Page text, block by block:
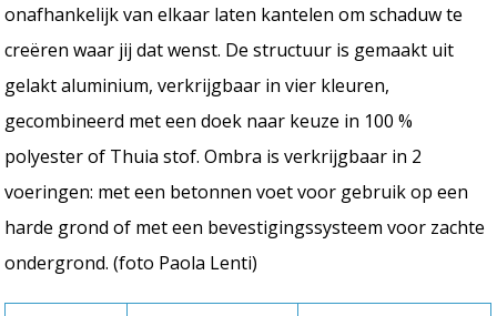
onafhankelijk van elkaar laten kantelen om schaduw te
creëren waar jij dat wenst. De structuur is gemaakt uit
gelakt aluminium, verkrijgbaar in vier kleuren,
gecombineerd met een doek naar keuze in 100 %
polyester of Thuia stof. Ombra is verkrijgbaar in 2
voeringen: met een betonnen voet voor gebruik op een
harde grond of met een bevestigingssysteem voor zachte
ondergrond. (foto Paola Lenti)